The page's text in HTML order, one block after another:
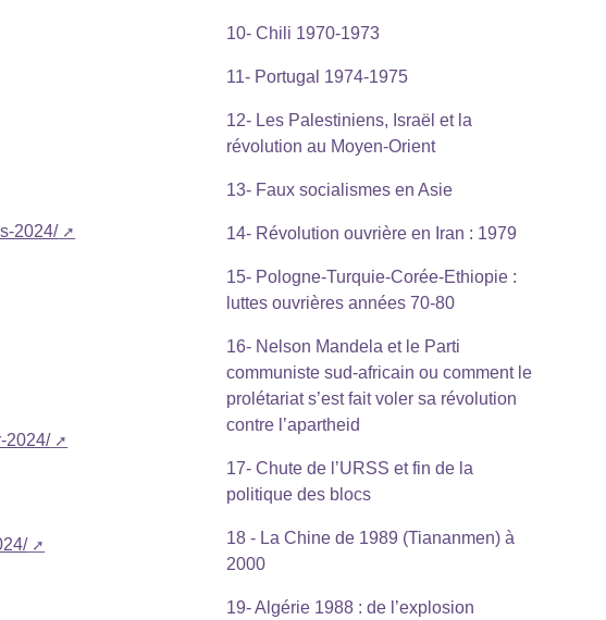
2024/
2024/
10- Chili 1970-1973
11- Portugal 1974-1975
12- Les Palestiniens, Israël et la
révolution au Moyen-Orient
13- Faux socialismes en Asie
14- Révolution ouvrière en Iran : 1979
15- Pologne-Turquie-Corée-Ethiopie :
luttes ouvrières années 70-80
16- Nelson Mandela et le Parti
communiste sud-africain ou comment le
prolétariat s’est fait voler sa révolution
contre l’apartheid
17- Chute de l’URSS et fin de la
politique des blocs
18 - La Chine de 1989 (Tiananmen) à
2000
19- Algérie 1988 : de l’explosion